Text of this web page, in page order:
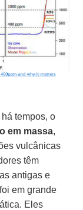
tempos, o
em massa,
vulcânicas
têm
antigas e
em grande
Eles